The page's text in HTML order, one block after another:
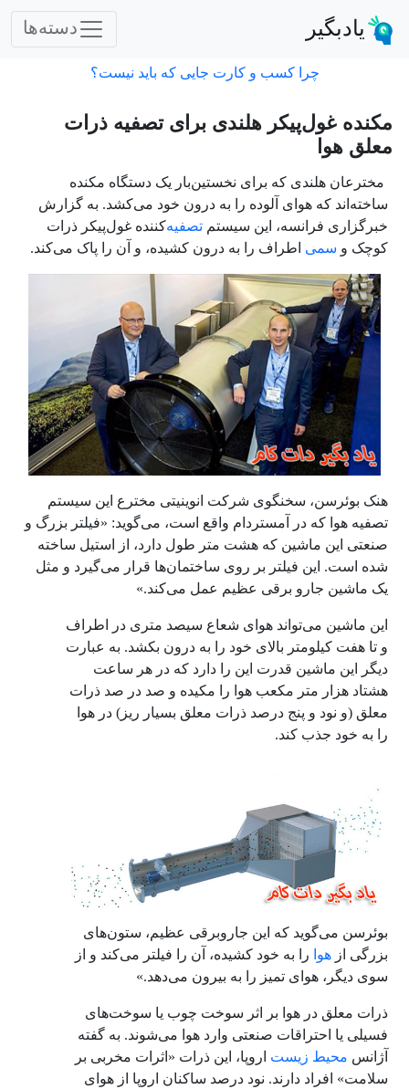
یادبگیر دسته‌ها
چرا کسب و کارت جایی که باید نیست؟
مکنده غول‌پیکر هلندی برای تصفیه ذرات
معلق هوا
مخترعان هلندی که برای نخستین‌بار یک دستگاه مکنده
ساخته‌اند که هوای آلوده را به درون خود می‌کشد. به گزارش
خبرگزاری فرانسه،‌ این سیستم تصفیه‌کننده غول‌پیکر ذرات
کوچک و سمی اطراف را به درون کشیده، و آن را پاک می‌کند.
هنک بوئرسن، سخنگوی شرکت انوینیتی مخترع این سیستم
تصفیه هوا که در آمستردام واقع است، می‌گوید: «فیلتر بزرگ و
صنعتی این ماشین که هشت متر طول دارد، از استیل ساخته
شده است. این فیلتر بر روی ساختمان‌ها قرار می‌گیرد و مثل
یک ماشین جارو برقی عظیم عمل می‌کند.»
این ماشین می‌تواند هوای شعاع سیصد متری در اطراف
و تا هفت کیلومتر بالای خود را به درون بکشد. به عبارت
دیگر این ماشین قدرت این را دارد که در هر ساعت
هشتاد هزار متر مکعب هوا را مکیده و صد در صد ذرات
معلق (و نود و پنج درصد ذرات معلق بسیار ریز) در هوا
را به خود جذب کند.
بوئرسن می‌گوید که این جاروبرقی عظیم،‌ ستون‌های
بزرگی از هوا را به خود کشیده، آن را فیلتر می‌کند و از
سوی دیگر، هوای تمیز را به بیرون می‌دهد.»
ذرات معلق در هوا بر اثر سوخت چوب یا سوخت‌های
فسیلی یا احتراقات صنعتی وارد هوا می‌شوند. به گفته
آژانس محیط زیست اروپا، این ذرات «اثرات مخربی بر
سلامت» افراد دارند. نود درصد ساکنان اروپا از هوای